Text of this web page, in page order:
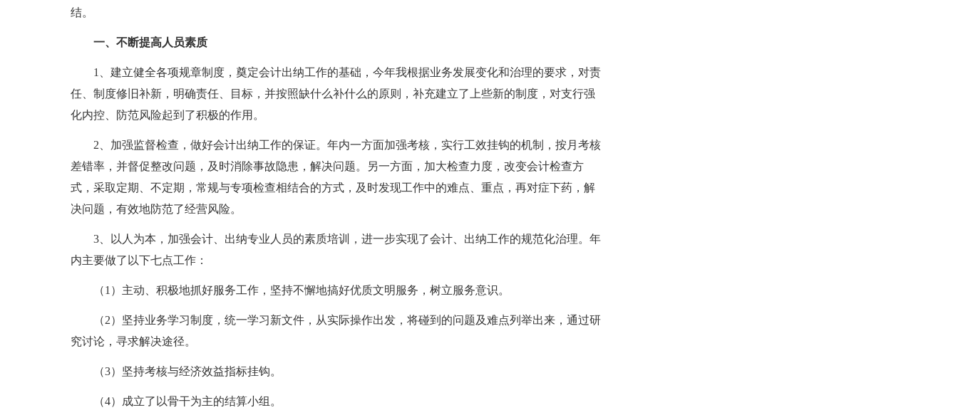
结。
一、不断提高人员素质
1、建立健全各项规章制度，奠定会计出纳工作的基础，今年我根据业务发展变化和治理的要求，对责
任、制度修旧补新，明确责任、目标，并按照缺什么补什么的原则，补充建立了上些新的制度，对支行强
化内控、防范风险起到了积极的作用。
2、加强监督检查，做好会计出纳工作的保证。年内一方面加强考核，实行工效挂钩的机制，按月考核
差错率，并督促整改问题，及时消除事故隐患，解决问题。另一方面，加大检查力度，改变会计检查方
式，采取定期、不定期，常规与专项检查相结合的方式，及时发现工作中的难点、重点，再对症下药，解
决问题，有效地防范了经营风险。
3、以人为本，加强会计、出纳专业人员的素质培训，进一步实现了会计、出纳工作的规范化治理。年
内主要做了以下七点工作：
（1）主动、积极地抓好服务工作，坚持不懈地搞好优质文明服务，树立服务意识。
（2）坚持业务学习制度，统一学习新文件，从实际操作出发，将碰到的问题及难点列举出来，通过研
究讨论，寻求解决途径。
（3）坚持考核与经济效益指标挂钩。
（4）成立了以骨干为主的结算小组。